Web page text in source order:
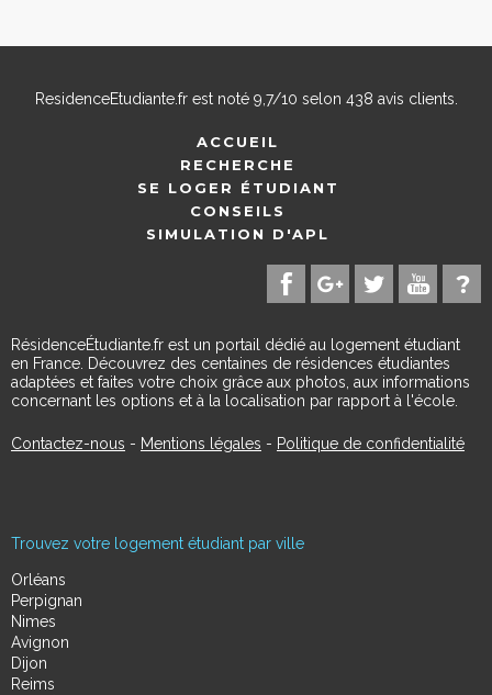
ResidenceEtudiante.frest noté 9,7/10 selon 438 avis clients.
ACCUEIL
RECHERCHE
SE LOGER ÉTUDIANT
CONSEILS
SIMULATION D'APL
RésidenceÉtudiante.fr est un portail dédié au logement étudiant
en France. Découvrez des centaines de résidences étudiantes
adaptées et faites votre choix grâce aux photos, aux informations
concernant les options et à la localisation par rapport à l'école.
Contactez-nous - Mentions légales - Politique de confidentialité
Trouvez votre logement étudiant par ville
Orléans
Perpignan
Nimes
Avignon
Dijon
Reims